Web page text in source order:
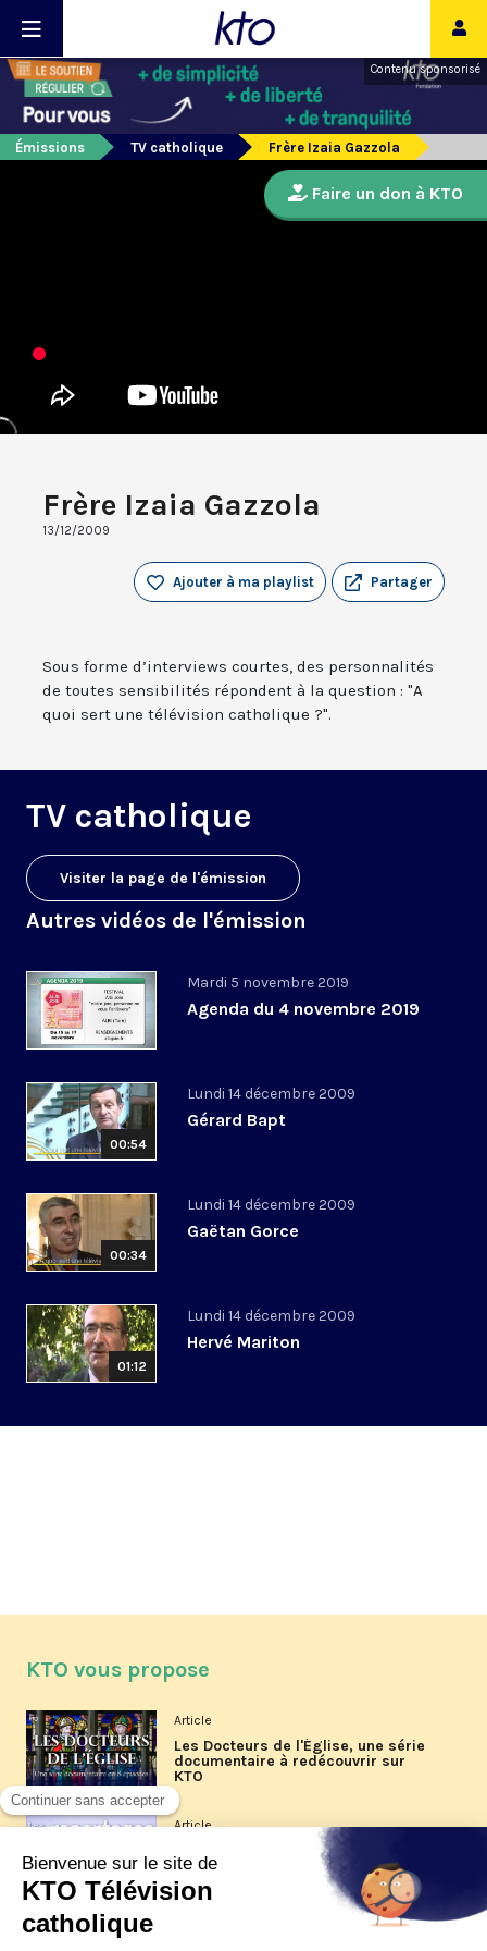
Contenu sponsorisé
Émissions TV catholique Frère Izaia Gazzola
Frère Izaia Gazzola
13/12/2009
Partager
Ajouter à ma playlist
Sous forme d’interviews courtes, des personnalités
de toutes sensibilités répondent à la question : "A
quoi sert une télévision catholique ?".
TV catholique
Visiter la page de l'émission
Autres vidéos de l'émission
Mardi 5 novembre 2019
Agenda du 4 novembre 2019
00:54
Lundi 14 décembre 2009
Gérard Bapt
00:34
Lundi 14 décembre 2009
Gaëtan Gorce
01:12
Lundi 14 décembre 2009
Hervé Mariton
Faire un don à KTO
KTO vous propose
Article
Les Docteurs de l'Église, une série
documentaire à redécouvrir sur
KTO
Article
Les reportages d'été 2026 de KTO